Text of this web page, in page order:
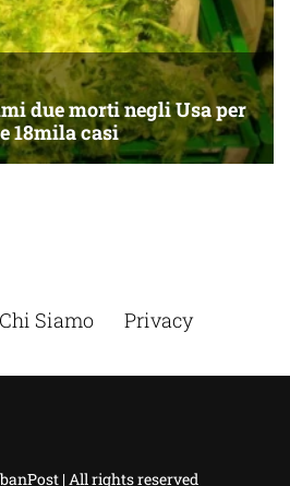
Chi Siamo
Privacy
| All rights reserved